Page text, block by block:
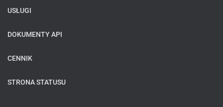
USŁUGI
DOKUMENTY API
CENNIK
STRONA STATUSU